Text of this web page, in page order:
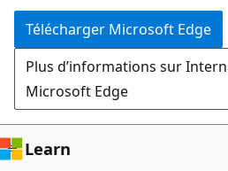
Télécharger Microsoft Edge
Plus d’informations sur
Microsoft Edge
Learn